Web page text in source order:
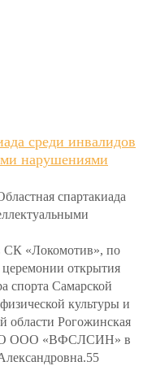
среди инвалидов
нарушениями
спартакиада
СК «Локомотив», по
церемонии открытия
спорта Самарской
культуры и
области Рогожинская
РО ООО «ВФСЛСИН» в